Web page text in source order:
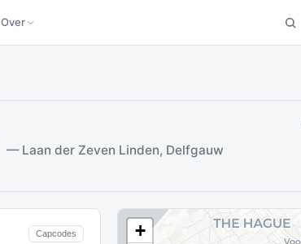
Over
— Laan der Zeven Linden, Delfgauw
Capcodes
+